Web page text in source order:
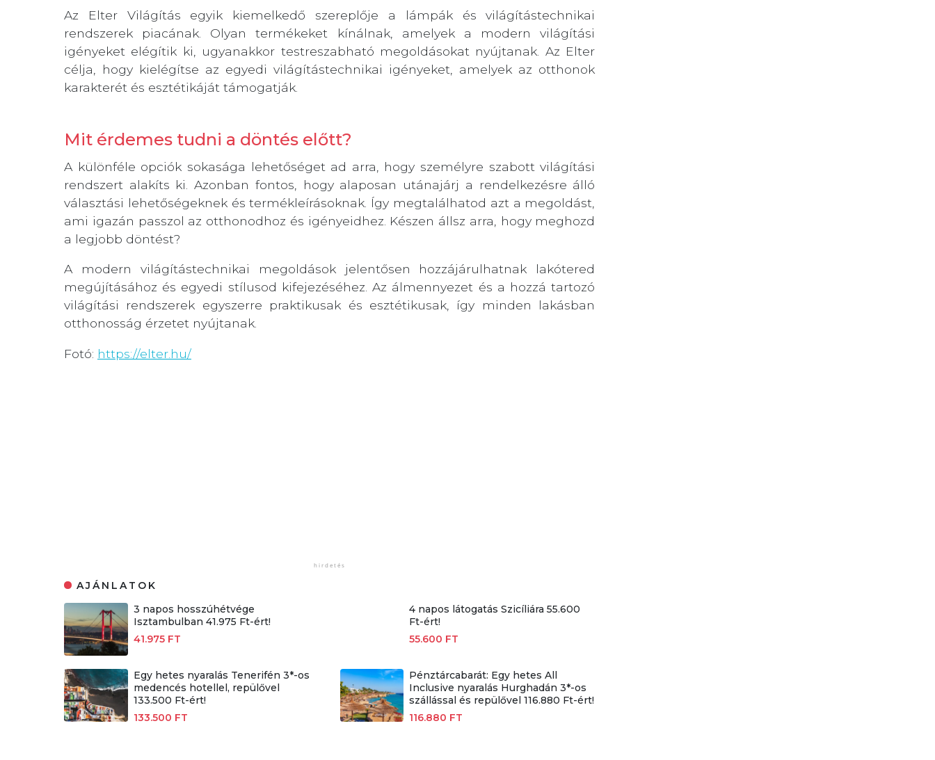
Az Elter Világítás egyik kiemelkedő szereplője a lámpák és világítástechnikai
rendszerek piacának. Olyan termékeket kínálnak, amelyek a modern világítási
igényeket elégítik ki, ugyanakkor testreszabható megoldásokat nyújtanak. Az Elter
célja, hogy kielégítse az egyedi világítástechnikai igényeket, amelyek az otthonok
karakterét és esztétikáját támogatják.
Mit érdemes tudni a döntés előtt?
A különféle opciók sokasága lehetőséget ad arra, hogy személyre szabott világítási
rendszert alakíts ki. Azonban fontos, hogy alaposan utánajárj a rendelkezésre álló
választási lehetőségeknek és termékleírásoknak. Így megtalálhatod azt a megoldást,
ami igazán passzol az otthonodhoz és igényeidhez. Készen állsz arra, hogy meghozd
a legjobb döntést?
A modern világítástechnikai megoldások jelentősen hozzájárulhatnak lakótered
megújításához és egyedi stílusod kifejezéséhez. Az álmennyezet és a hozzá tartozó
világítási rendszerek egyszerre praktikusak és esztétikusak, így minden lakásban
otthonosság érzetet nyújtanak.
Fotó: https://elter.hu/
AJÁNLATOK
3 napos hosszúhétvége
Isztambulban 41.975 Ft-ért!
41.975 FT
4 napos látogatás Szicíliára 55.600
Ft-ért!
55.600 FT
Egy hetes nyaralás Tenerifén 3*-os
medencés hotellel, repülővel
133.500 Ft-ért!
133.500 FT
Pénztárcabarát: Egy hetes All
Inclusive nyaralás Hurghadán 3*-os
szállással és repülővel 116.880 Ft-ért!
116.880 FT